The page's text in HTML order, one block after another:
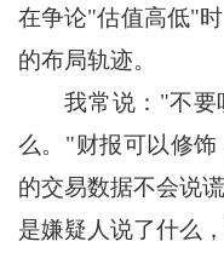
在争论"估值高低"
的布局轨迹。
我常说："不要
么。"财报可以修
的交易数据不会说
是嫌疑人说了什么